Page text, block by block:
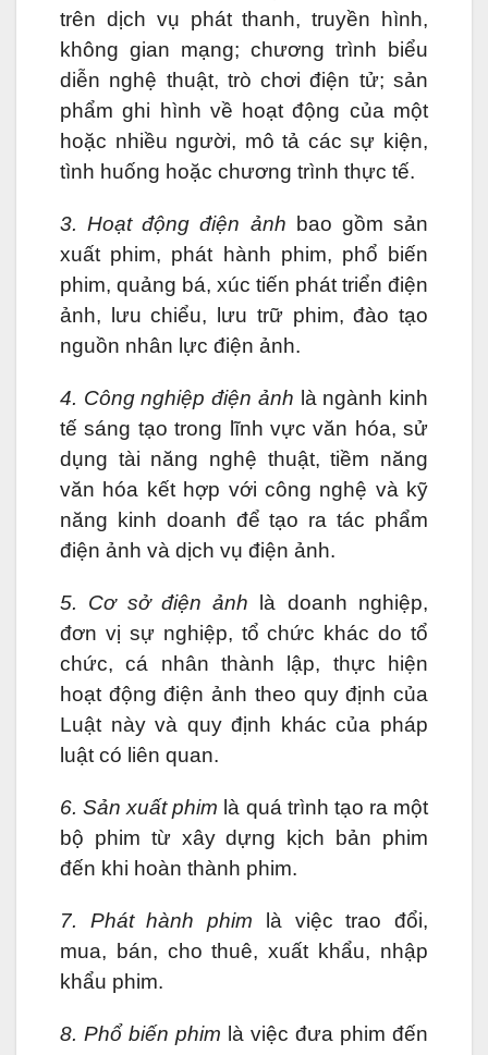
trên dịch vụ phát thanh, truyền hình,
không gian mạng; chương trình biểu
diễn nghệ thuật, trò chơi điện tử; sản
phẩm ghi hình về hoạt động của một
hoặc nhiều người, mô tả các sự kiện,
tình huống hoặc chương trình thực tế.
3. Hoạt động điện ảnh bao gồm sản
xuất phim, phát hành phim, phổ biến
phim, quảng bá, xúc tiến phát triển điện
ảnh, lưu chiểu, lưu trữ phim, đào tạo
nguồn nhân lực điện ảnh.
4. Công nghiệp điện ảnh là ngành kinh
tế sáng tạo trong lĩnh vực văn hóa, sử
dụng tài năng nghệ thuật, tiềm năng
văn hóa kết hợp với công nghệ và kỹ
năng kinh doanh để tạo ra tác phẩm
điện ảnh và dịch vụ điện ảnh.
5. Cơ sở điện ảnh là doanh nghiệp,
đơn vị sự nghiệp, tổ chức khác do tổ
chức, cá nhân thành lập, thực hiện
hoạt động điện ảnh theo quy định của
Luật này và quy định khác của pháp
luật có liên quan.
6. Sản xuất phim là quá trình tạo ra một
bộ phim từ xây dựng kịch bản phim
đến khi hoàn thành phim.
7. Phát hành phim là việc trao đổi,
mua, bán, cho thuê, xuất khẩu, nhập
khẩu phim.
8. Phổ biến phim là việc đưa phim đến